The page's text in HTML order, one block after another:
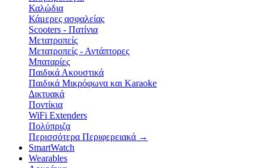
Καλώδια
Κάμερες ασφαλείας
Scooters - Πατίνια
Μετατροπείς
Μετατροπείς - Αντάπτορες
Μπαταρίες
Παιδικά Ακουστικά
Παιδικά Μικρόφωνα και Karaoke
Δικτυακά
Ποντίκια
WiFi Extenders
Πολύπριζα
Περισσότερα Περιφερειακά →
SmartWatch
Wearables